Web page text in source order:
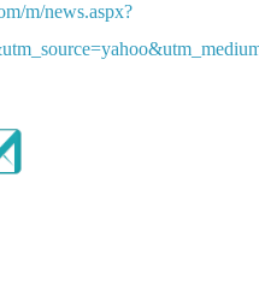
m/news.aspx?